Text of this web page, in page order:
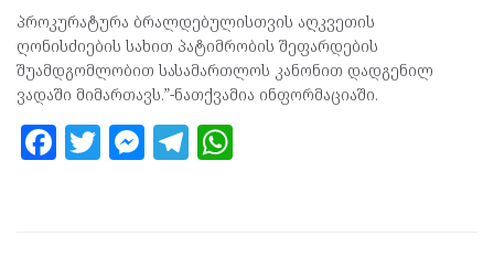
პროკურატურა ბრალდებულისთვის აღკვეთის
ღონისძიების სახით პატიმრობის შეფარდების
შუამდგომლობით სასამართლოს კანონით დადგენილ
ვადაში მიმართავს.”-ნათქვამია ინფორმაციაში.
F T M T